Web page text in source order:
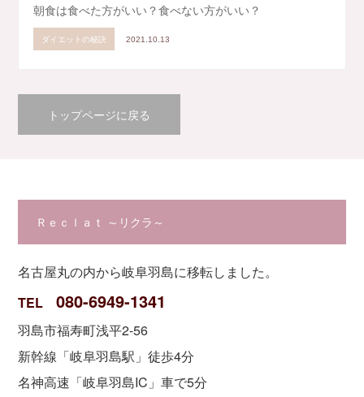
朝食は食べた方がいい？食べない方がいい？
ダイエットの秘訣 2021.10.13
トップページに戻る
Ｒｅｃｌａｔ ～リクラ～
名古屋丸の内から岐阜羽島に移転しました。
TEL
080-6949-1341
羽島市福寿町浅平2-56
新幹線「岐阜羽島駅」徒歩4分
名神高速「岐阜羽島IC」車で5分